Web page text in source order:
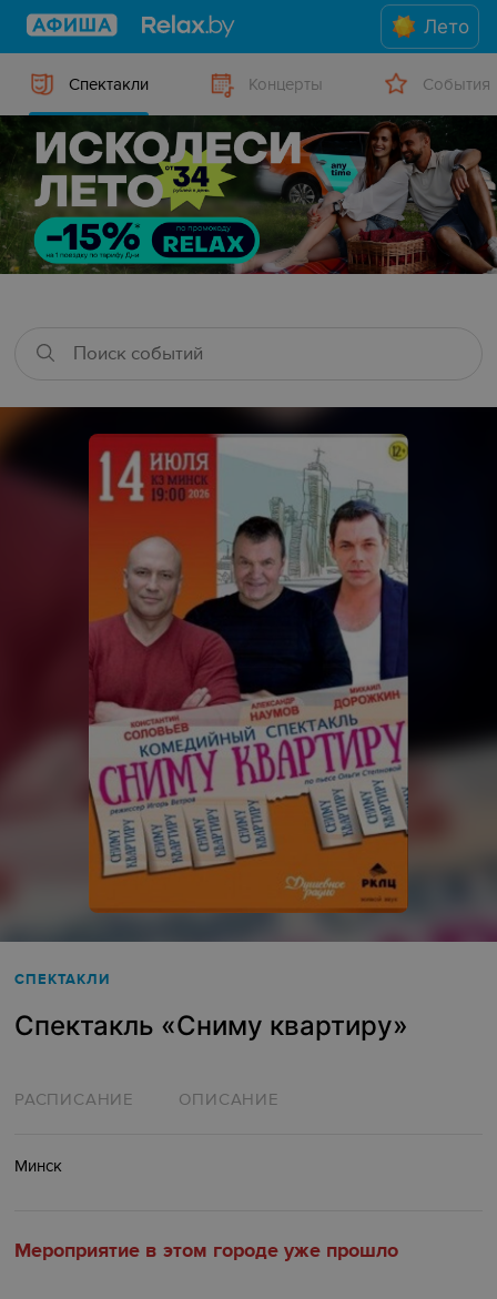
Лето
Спектакли Концерты События
СПЕКТАКЛИ
Спектакль «Сниму квартиру»
РАСПИСАНИЕ ОПИСАНИЕ
Минск
Мероприятие в этом городе уже прошло